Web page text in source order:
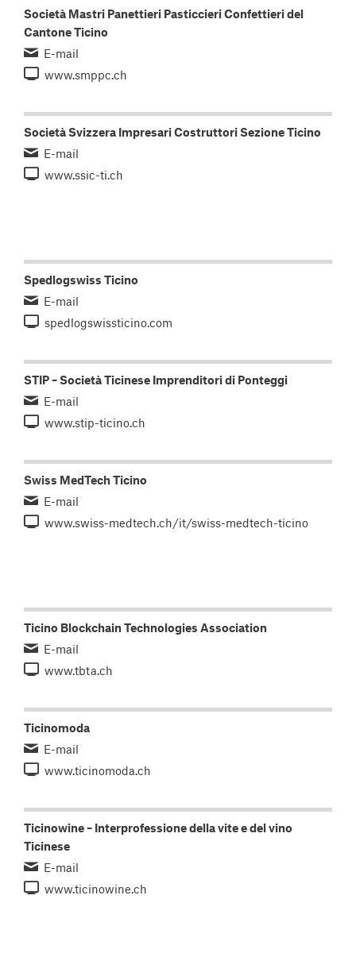
Società Mastri Panettieri Pasticcieri Confettieri del
Cantone Ticino
E-mail
www.smppc.ch
Società Svizzera Impresari Costruttori Sezione Ticino
E-mail
www.ssic-ti.ch
Spedlogswiss Ticino
E-mail
spedlogswissticino.com
STIP – Società Ticinese Imprenditori di Ponteggi
E-mail
www.stip-ticino.ch
Swiss MedTech Ticino
E-mail
www.swiss-medtech.ch/it/swiss-medtech-ticino
Ticino Blockchain Technologies Association
E-mail
www.tbta.ch
Ticinomoda
E-mail
www.ticinomoda.ch
Ticinowine – Interprofessione della vite e del vino
Ticinese
E-mail
www.ticinowine.ch